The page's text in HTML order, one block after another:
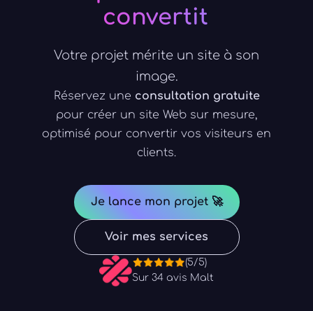
convertit
Votre projet mérite un site à son
image.
Réservez une consultation gratuite
pour créer un site Web sur mesure,
optimisé pour convertir vos visiteurs en
clients.
Je lance mon projet 🚀
Voir mes services
(5/5)
Sur 34 avis Malt